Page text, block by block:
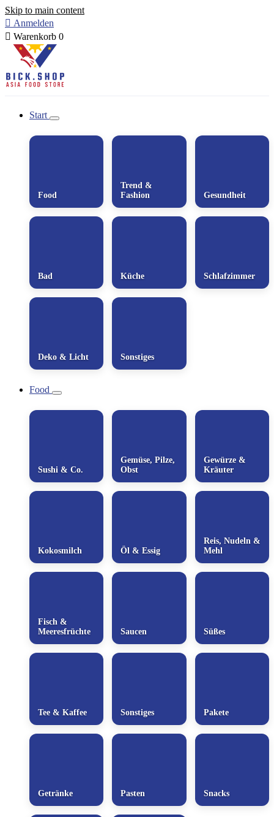
Skip to main content
 Anmelden
 Warenkorb 0
Start
Food
Trend &
Fashion
Gesundheit
Bad Küche Schlafzimmer
Deko & Licht Sonstiges
Food
Sushi & Co.
Gemüse, Pilze,
Obst
Gewürze &
Kräuter
Kokosmilch Öl & Essig
Reis, Nudeln &
Mehl
Fisch &
Meeresfrüchte
Saucen Süßes
Tee & Kaffee Sonstiges Pakete
Getränke Pasten Snacks